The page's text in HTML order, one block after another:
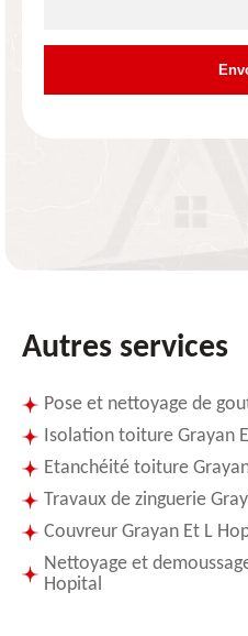
Autres services
Pose et nettoyage de
Isolation toiture Grayan
Etanchéité toiture
Travaux de zinguerie
Couvreur Grayan Et L
Nettoyage et
Hopital